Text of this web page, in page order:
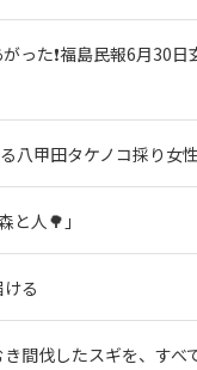
った❗福島民報6月30
甲田タケノコ採り女
と人🌳」
る
間伐したスギを、すべ